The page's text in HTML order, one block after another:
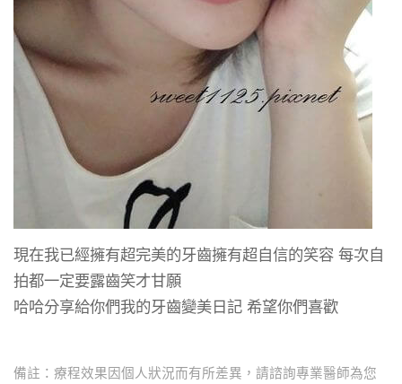
現在我已經擁有超完美的牙齒擁有超自信的笑容 每次自
拍都一定要露齒笑才甘願
哈哈分享給你們我的牙齒變美日記 希望你們喜歡
備註：療程效果因個人狀況而有所差異，請諮詢專業醫師為您